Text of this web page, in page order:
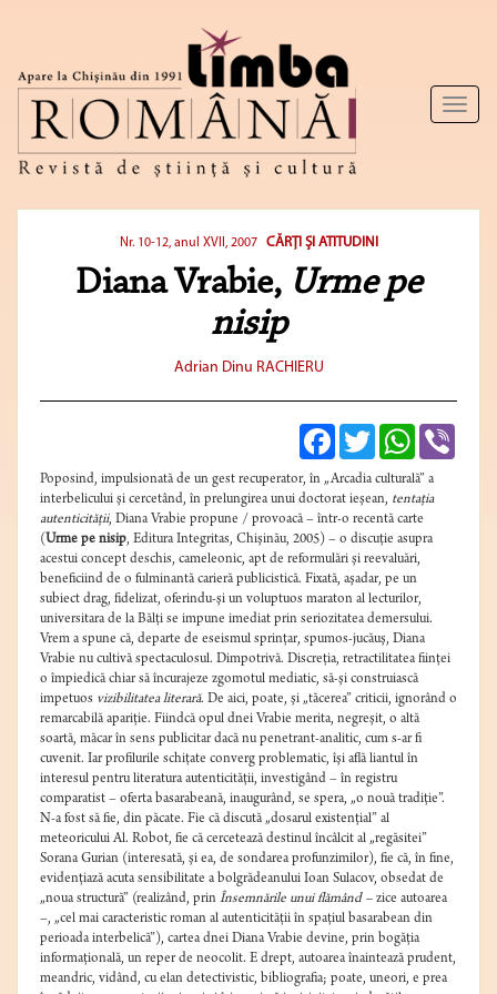
Toggle
Nr. 10-12, anul XVII, 2007 CĂRŢI ŞI ATITUDINI
Diana Vrabie, Urme pe
nisip
Adrian Dinu RACHIERU
FacebookTwitterWhatsApp
Poposind, impulsionată de un gest recuperator, în „Arcadia culturală” a
interbelicului şi cercetând, în prelungirea unui doctorat ieşean, tentaţia
autenticităţii, Diana Vrabie propune / provoacă – într-o recentă carte
( Urme pe nisip, Editura Integritas, Chişinău, 2005) – o discuţie asupra
acestui concept deschis, cameleonic, apt de reformulări şi reevaluări,
beneficiind de o fulminantă carieră publicistică. Fixată, aşadar, pe un
subiect drag, fidelizat, oferindu-şi un voluptuos maraton al lecturilor,
universitara de la Bălţi se impune imediat prin seriozitatea demersului.
Vrem a spune că, departe de eseismul sprinţar, spumos-jucăuş, Diana
Vrabie nu cultivă spectaculosul. Dimpotrivă. Discreţia, retractilitatea fiinţei
o împiedică chiar să încurajeze zgomotul mediatic, să-şi construiască
impetuos vizibilitatea literară. De aici, poate, şi „tăcerea” criticii, ignorând o
remarcabilă apariţie. Fiindcă opul dnei Vrabie merita, negreşit, o altă
soartă, măcar în sens publicitar dacă nu penetrant-analitic, cum s-ar fi
cuvenit. Iar profilurile schiţate converg problematic, îşi află liantul în
interesul pentru literatura autenticităţii, investigând – în registru
comparatist – oferta basarabeană, inaugurând, se spera, „o nouă tradiţie”.
N-a fost să fie, din păcate. Fie că discută „dosarul existenţial” al
meteoricului Al. Robot, fie că cercetează destinul încâlcit al „regăsitei”
Sorana Gurian (interesată, şi ea, de sondarea profunzimilor), fie că, în fine,
evidenţiază acuta sensibilitate a bolgrădeanului Ioan Sulacov, obsedat de
„noua structură” (realizând, prin Însemnările unui flămând – zice autoarea
–, „cel mai caracteristic roman al autenticităţii în spaţiul basarabean din
perioada interbelică”), cartea dnei Diana Vrabie devine, prin bogăţia
informaţională, un reper de neocolit. E drept, autoarea înaintează prudent,
meandric, vidând, cu elan detectivistic, bibliografia; poate, uneori, e prea